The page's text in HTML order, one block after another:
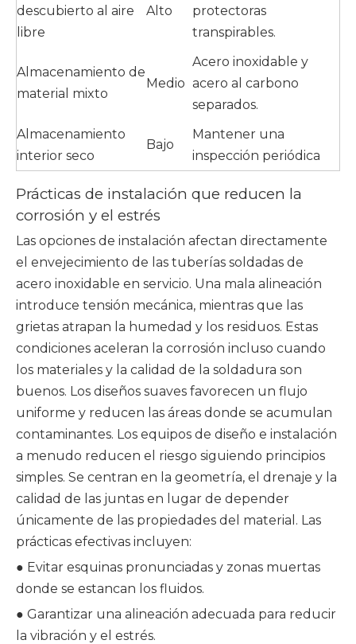
descubierto al aire
libre
Alto
protectoras
transpirables.
Almacenamiento de
material mixto
Medio
Acero inoxidable y
acero al carbono
separados.
Almacenamiento
interior seco
Bajo
Mantener una
inspección periódica
Prácticas de instalación que reducen la
corrosión y el estrés
Las opciones de instalación afectan directamente
el envejecimiento de las tuberías soldadas de
acero inoxidable en servicio. Una mala alineación
introduce tensión mecánica, mientras que las
grietas atrapan la humedad y los residuos. Estas
condiciones aceleran la corrosión incluso cuando
los materiales y la calidad de la soldadura son
buenos. Los diseños suaves favorecen un flujo
uniforme y reducen las áreas donde se acumulan
contaminantes. Los equipos de diseño e instalación
a menudo reducen el riesgo siguiendo principios
simples. Se centran en la geometría, el drenaje y la
calidad de las juntas en lugar de depender
únicamente de las propiedades del material. Las
prácticas efectivas incluyen:
● Evitar esquinas pronunciadas y zonas muertas
donde se estancan los fluidos.
● Garantizar una alineación adecuada para reducir
la vibración y el estrés.